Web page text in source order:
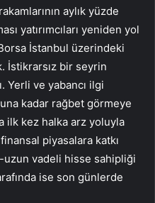
aylık yüzde
yatırımcıları yeniden yol
İstanbul üzerindeki
İstikrarsız bir seyrin
Yerli ve yabancı ilgi
kadar rağbet görmeye
ilk kez halka arz yoluyla
finansal piyasalara katkı
vadeli hisse sahipliği
ise son günlerde